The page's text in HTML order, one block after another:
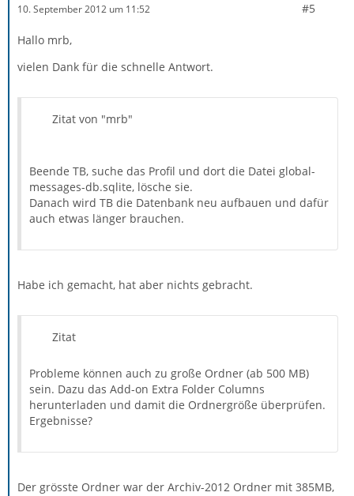
10. September 2012 um 11:52 #5
Hallo mrb,
vielen Dank für die schnelle Antwort.
Zitat von "mrb"
Beende TB, suche das Profil und dort die Datei global-
messages-db.sqlite, lösche sie.
Danach wird TB die Datenbank neu aufbauen und dafür
auch etwas länger brauchen.
Habe ich gemacht, hat aber nichts gebracht.
Zitat
Probleme können auch zu große Ordner (ab 500 MB)
sein. Dazu das Add-on Extra Folder Columns
herunterladen und damit die Ordnergröße überprüfen.
Ergebnisse?
Der grösste Ordner war der Archiv-2012 Ordner mit 385MB,